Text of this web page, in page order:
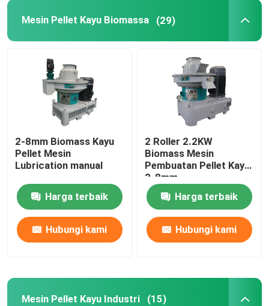
Mesin Pellet Kayu Biomassa (29)
2-8mm Biomass Kayu
Pellet Mesin
Lubrication manual
Harga terbaik
Hubungi kami
2 Roller 2.2KW
Biomass Mesin
Pembuatan Pellet Kayu
2-8mm
Harga terbaik
Hubungi kami
Mesin Pellet Kayu Industri (15)